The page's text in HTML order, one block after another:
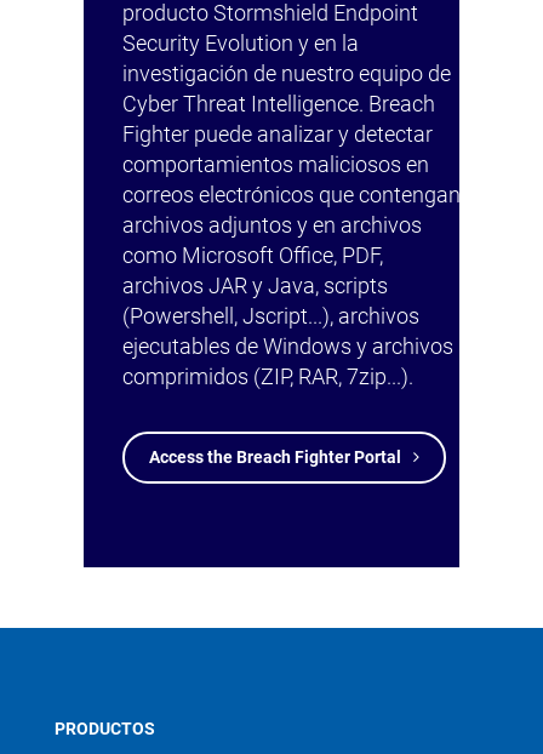
producto Stormshield Endpoint
Security Evolution y en la
investigación de nuestro equipo de
Cyber Threat Intelligence. Breach
Fighter puede analizar y detectar
comportamientos maliciosos en
correos electrónicos que contengan
archivos adjuntos y en archivos
como Microsoft Office, PDF,
archivos JAR y Java, scripts
(Powershell, Jscript...), archivos
ejecutables de Windows y archivos
comprimidos (ZIP, RAR, 7zip...).
Access the Breach Fighter Portal
PRODUCTOS